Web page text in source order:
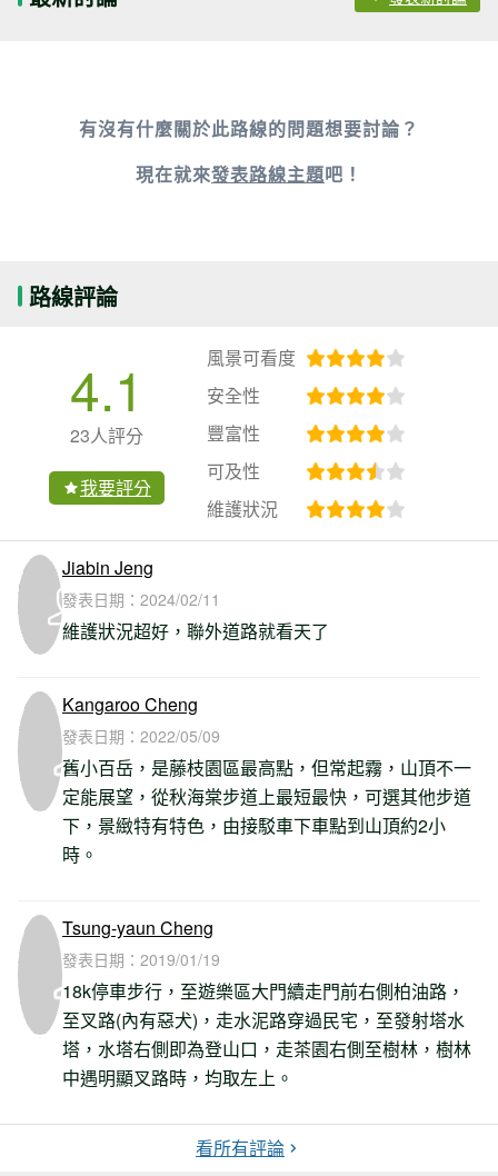
有沒有什麼關於此路線的問題想要討論？
現在就來發表路線主題吧！
路線評論
4.1
23人評分
我要評分
風景可看度
安全性
豐富性
可及性
維護狀況
Jiabin Jeng
發表日期： 2024/02/11
維護狀況超好，聯外道路就看天了
Kangaroo Cheng
發表日期： 2022/05/09
舊小百岳，是藤枝園區最高點，但常起霧，山頂不一
定能展望，從秋海棠步道上最短最快，可選其他步道
下，景緻特有特色，由接駁車下車點到山頂約2小
時。
Tsung-yaun Cheng
發表日期： 2019/01/19
18k停車步行，至遊樂區大門續走門前右側柏油路，
至叉路(內有惡犬)，走水泥路穿過民宅，至發射塔水
塔，水塔右側即為登山口，走茶園右側至樹林，樹林
中遇明顯叉路時，均取左上。
看所有評論